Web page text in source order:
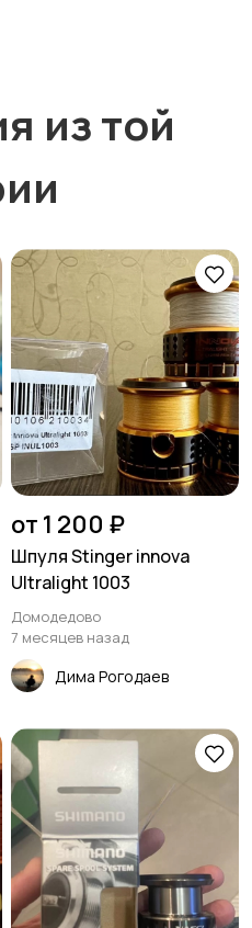
из той
от 1 200 ₽
Шпуля Stinger innova
Ultralight 1003
Домодедово
7 месяцев назад
Дима Рогодаев